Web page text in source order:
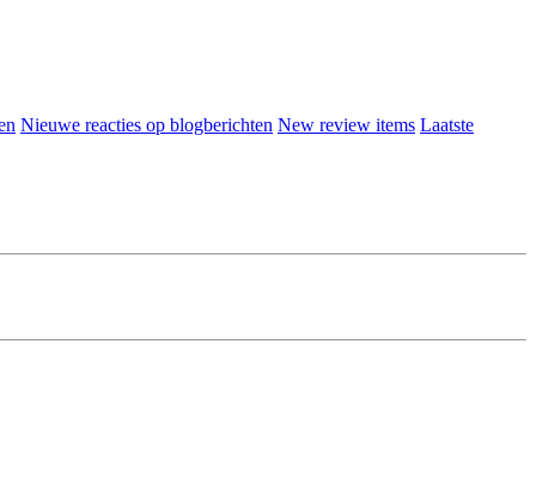
Nieuwe reacties op blogberichten New review items Laatste